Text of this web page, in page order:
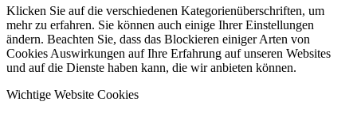
Klicken Sie auf die verschiedenen Kategorienüberschriften, um
mehr zu erfahren. Sie können auch einige Ihrer Einstellungen
ändern. Beachten Sie, dass das Blockieren einiger Arten von
Cookies Auswirkungen auf Ihre Erfahrung auf unseren Websites
und auf die Dienste haben kann, die wir anbieten können.
Wichtige Website Cookies